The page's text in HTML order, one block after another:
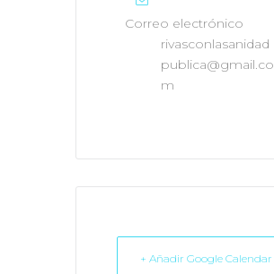
Correo electrónico
rivasconlasanidad
publica@gmail.co
m
+ Añadir Google Calendar